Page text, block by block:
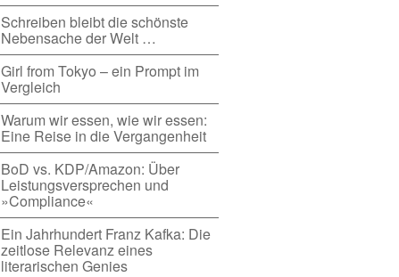
Schreiben bleibt die schönste
Nebensache der Welt …
Girl from Tokyo – ein Prompt im
Vergleich
Warum wir essen, wie wir essen:
Eine Reise in die Vergangenheit
BoD vs. KDP/Amazon: Über
Leistungsversprechen und
»Compliance«
Ein Jahrhundert Franz Kafka: Die
zeitlose Relevanz eines
literarischen Genies